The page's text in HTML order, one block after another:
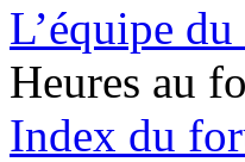
L’équipe
Heures au
Index du